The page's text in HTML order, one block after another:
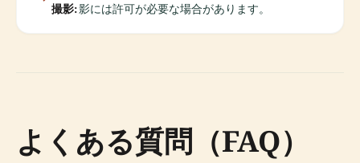
撮影:影には許可が必要な場合があります。
よくある質問（FAQ）